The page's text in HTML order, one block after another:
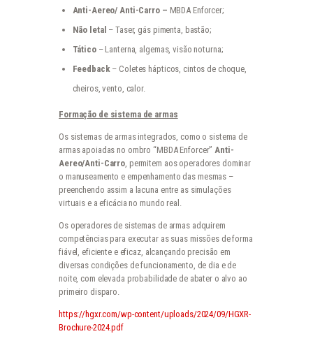
Anti-Aereo/ Anti-Carro – MBDA Enforcer;
Não letal – Taser, gás pimenta, bastão;
Tático– Lanterna, algemas, visão noturna;
Feedback– Coletes hápticos, cintos de choque,
cheiros, vento, calor.
Formação de sistema de armas
Os sistemas de armas integrados, como o sistema de
armas apoiadas no ombro “MBDA Enforcer”Anti-
Aereo/Anti-Carro, permitem aos operadores dominar
o manuseamento e empenhamento das mesmas –
preenchendo assim a lacuna entre as simulações
virtuais e a eficácia no mundo real.
Os operadores de sistemas de armas adquirem
competências para executar as suas missões de forma
fiável, eficiente e eficaz, alcançando precisão em
diversas condições de funcionamento, de dia e de
noite, com elevada probabilidade de abater o alvo ao
primeiro disparo.
https://hgxr.com/wp-content/uploads/2024/09/HGXR-
Brochure-2024.pdf